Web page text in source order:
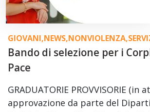
GIOVANI,NEWS,NONVIOLENZA,
Bando di selezione per i
Pace
GRADUATORIE PROVVISORIE (in
approvazione da parte del